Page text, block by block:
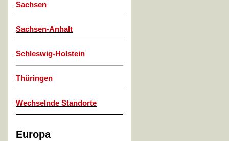
Sachsen
Sachsen-Anhalt
Schleswig-Holstein
Thüringen
Wechselnde Standorte
Europa